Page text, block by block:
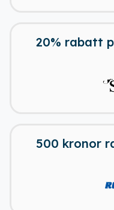
20% rabatt
500 kronor